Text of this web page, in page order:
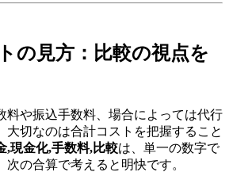
の見方：比較の視点を
料や振込手数料、場合によっては代行
大切なのは合計コストを把握すること
,現金化,手数料,比較は、単一の数字で
の合算で考えると明快です。